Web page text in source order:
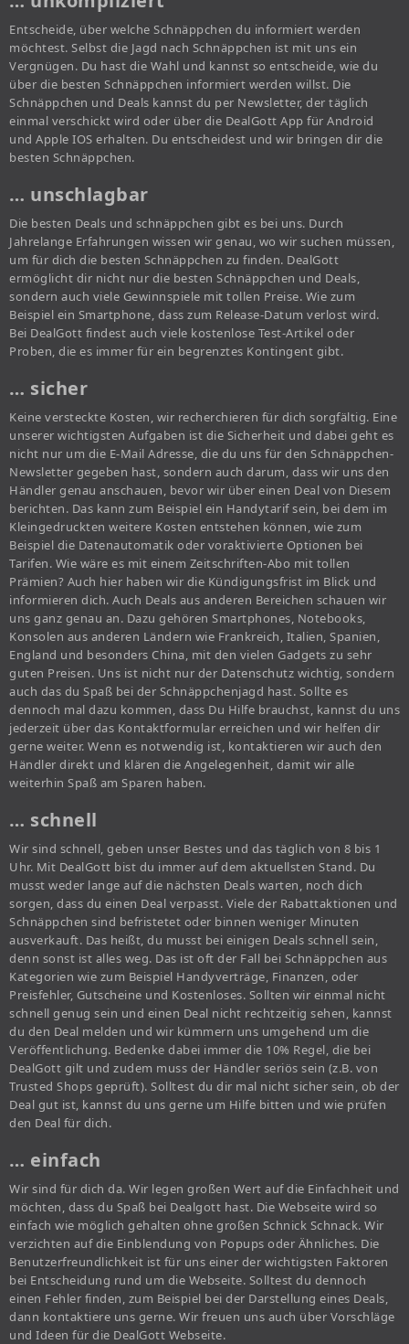
Entscheide, über welche Schnäppchen du informiert werden
möchtest. Selbst die Jagd nach Schnäppchen ist mit uns ein
Vergnügen. Du hast die Wahl und kannst so entscheide, wie du
über die besten Schnäppchen informiert werden willst. Die
Schnäppchen und Deals kannst du per Newsletter, der täglich
einmal verschickt wird oder über die DealGott App für Android
und Apple IOS erhalten. Du entscheidest und wir bringen dir die
besten Schnäppchen.
… unschlagbar
Die besten Deals und schnäppchen gibt es bei uns. Durch
Jahrelange Erfahrungen wissen wir genau, wo wir suchen müssen,
um für dich die besten Schnäppchen zu finden. DealGott
ermöglicht dir nicht nur die besten Schnäppchen und Deals,
sondern auch viele Gewinnspiele mit tollen Preise. Wie zum
Beispiel ein Smartphone, dass zum Release-Datum verlost wird.
Bei DealGott findest auch viele kostenlose Test-Artikel oder
Proben, die es immer für ein begrenztes Kontingent gibt.
… sicher
Keine versteckte Kosten, wir recherchieren für dich sorgfältig. Eine
unserer wichtigsten Aufgaben ist die Sicherheit und dabei geht es
nicht nur um die E-Mail Adresse, die du uns für den Schnäppchen-
Newsletter gegeben hast, sondern auch darum, dass wir uns den
Händler genau anschauen, bevor wir über einen Deal von Diesem
berichten. Das kann zum Beispiel ein Handytarif sein, bei dem im
Kleingedruckten weitere Kosten entstehen können, wie zum
Beispiel die Datenautomatik oder voraktivierte Optionen bei
Tarifen. Wie wäre es mit einem Zeitschriften-Abo mit tollen
Prämien? Auch hier haben wir die Kündigungsfrist im Blick und
informieren dich. Auch Deals aus anderen Bereichen schauen wir
uns ganz genau an. Dazu gehören Smartphones, Notebooks,
Konsolen aus anderen Ländern wie Frankreich, Italien, Spanien,
England und besonders China, mit den vielen Gadgets zu sehr
guten Preisen. Uns ist nicht nur der Datenschutz wichtig, sondern
auch das du Spaß bei der Schnäppchenjagd hast. Sollte es
dennoch mal dazu kommen, dass Du Hilfe brauchst, kannst du uns
jederzeit über das Kontaktformular erreichen und wir helfen dir
gerne weiter. Wenn es notwendig ist, kontaktieren wir auch den
Händler direkt und klären die Angelegenheit, damit wir alle
weiterhin Spaß am Sparen haben.
… schnell
Wir sind schnell, geben unser Bestes und das täglich von 8 bis 1
Uhr. Mit DealGott bist du immer auf dem aktuellsten Stand. Du
musst weder lange auf die nächsten Deals warten, noch dich
sorgen, dass du einen Deal verpasst. Viele der Rabattaktionen und
Schnäppchen sind befristetet oder binnen weniger Minuten
ausverkauft. Das heißt, du musst bei einigen Deals schnell sein,
denn sonst ist alles weg. Das ist oft der Fall bei Schnäppchen aus
Kategorien wie zum Beispiel Handyverträge, Finanzen, oder
Preisfehler, Gutscheine und Kostenloses. Sollten wir einmal nicht
schnell genug sein und einen Deal nicht rechtzeitig sehen, kannst
du den Deal melden und wir kümmern uns umgehend um die
Veröffentlichung. Bedenke dabei immer die 10% Regel, die bei
DealGott gilt und zudem muss der Händler seriös sein (z.B. von
Trusted Shops geprüft). Solltest du dir mal nicht sicher sein, ob der
Deal gut ist, kannst du uns gerne um Hilfe bitten und wie prüfen
den Deal für dich.
… einfach
Wir sind für dich da. Wir legen großen Wert auf die Einfachheit und
möchten, dass du Spaß bei Dealgott hast. Die Webseite wird so
einfach wie möglich gehalten ohne großen Schnick Schnack. Wir
verzichten auf die Einblendung von Popups oder Ähnliches. Die
Benutzerfreundlichkeit ist für uns einer der wichtigsten Faktoren
bei Entscheidung rund um die Webseite. Solltest du dennoch
einen Fehler finden, zum Beispiel bei der Darstellung eines Deals,
dann kontaktiere uns gerne. Wir freuen uns auch über Vorschläge
und Ideen für die DealGott Webseite.